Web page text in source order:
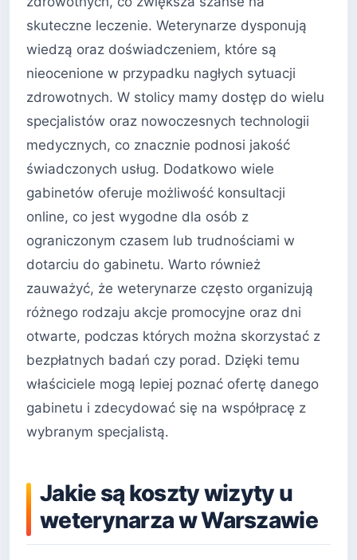
skuteczne leczenie. Weterynarze dysponują
wiedzą oraz doświadczeniem, które są
nieocenione w przypadku nagłych sytuacji
zdrowotnych. W stolicy mamy dostęp do wielu
specjalistów oraz nowoczesnych technologii
medycznych, co znacznie podnosi jakość
świadczonych usług. Dodatkowo wiele
gabinetów oferuje możliwość konsultacji
online, co jest wygodne dla osób z
ograniczonym czasem lub trudnościami w
dotarciu do gabinetu. Warto również
zauważyć, że weterynarze często organizują
różnego rodzaju akcje promocyjne oraz dni
otwarte, podczas których można skorzystać z
bezpłatnych badań czy porad. Dzięki temu
właściciele mogą lepiej poznać ofertę danego
gabinetu i zdecydować się na współpracę z
wybranym specjalistą.
Jakie są koszty wizyty u
weterynarza w Warszawie